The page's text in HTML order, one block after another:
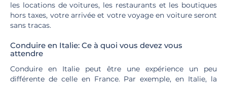
les locations de voitures, les restaurants et les boutiques
hors taxes, votre arrivée et votre voyage en voiture seront
sans tracas.
Conduire en Italie: Ce à quoi vous devez vous
attendre
Conduire en Italie peut être une expérience un peu
différente de celle en France. Par exemple, en Italie, la